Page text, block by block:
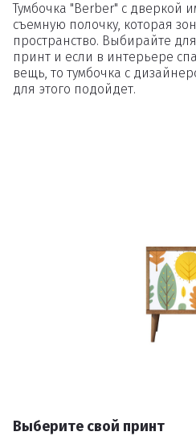
Тумбочка "Berber" с дверкой
съемную полочку, которая
пространство. Выбирайте
принт и если в интерьере
вещь, то тумбочка с
для этого подойдет.
Выберите свой принт